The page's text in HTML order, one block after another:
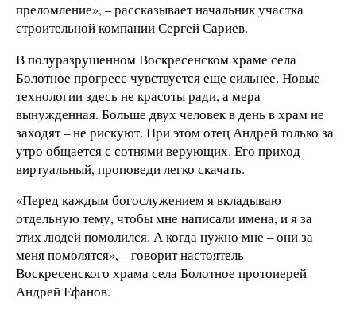
преломление», – рассказывает начальник участка
строительной компании Сергей Сариев.
В полуразрушенном Воскресенском храме села
Болотное прогресс чувствуется еще сильнее. Новые
технологии здесь не красоты ради, а мера
вынужденная. Больше двух человек в день в храм не
заходят – не рискуют. При этом отец Андрей только за
утро общается с сотнями верующих. Его приход
виртуальный, проповеди легко скачать.
«Перед каждым богослужением я вкладываю
отдельную тему, чтобы мне написали имена, и я за
этих людей помолился. А когда нужно мне – они за
меня помолятся», – говорит настоятель
Воскресенского храма села Болотное протоиерей
Андрей Ефанов.